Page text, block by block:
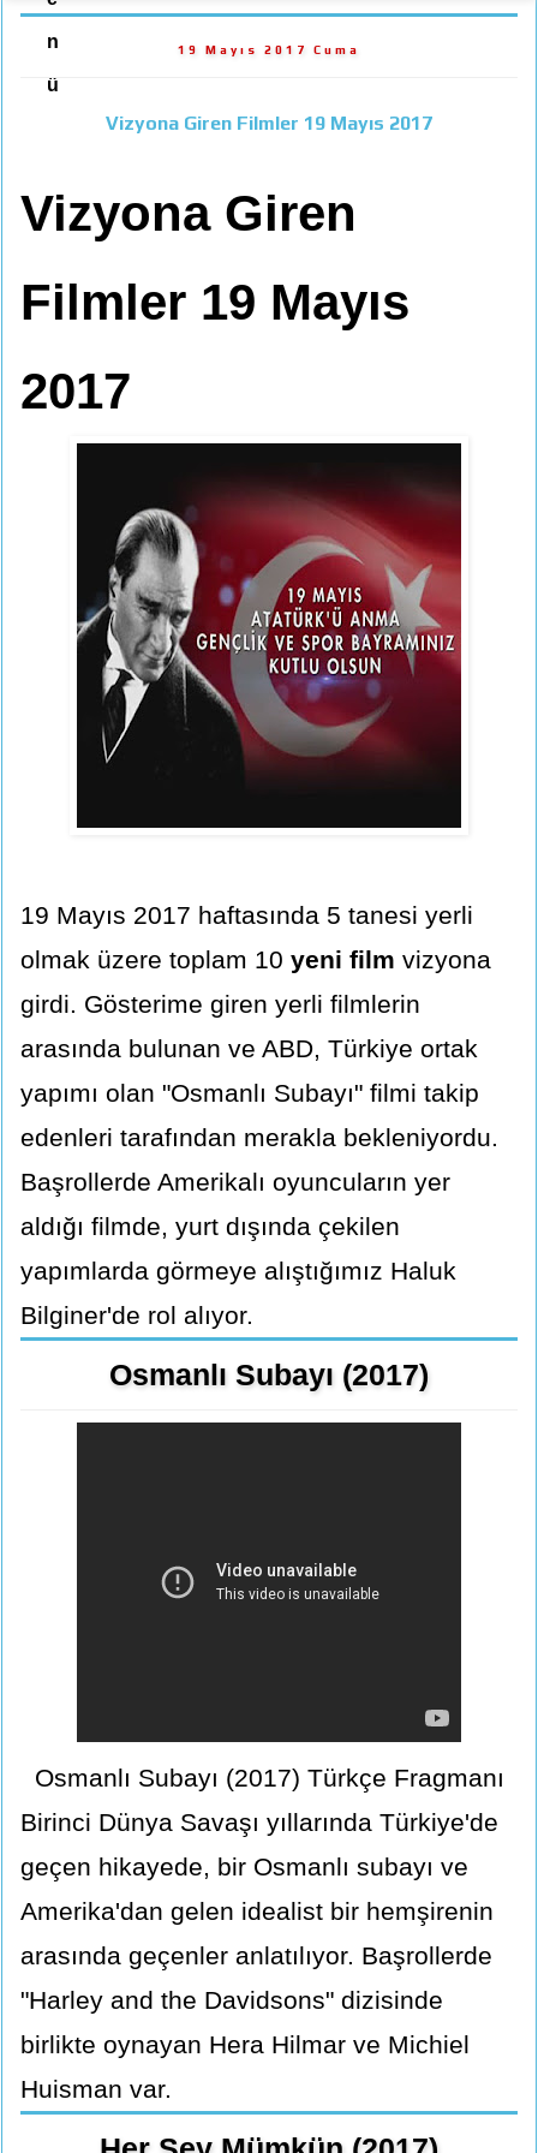
n
ü
19 Mayıs 2017 Cuma
Vizyona Giren Filmler 19 Mayıs 2017
Vizyona Giren
Filmler 19 Mayıs
2017
19 Mayıs 2017 haftasında 5 tanesi yerli
olmak üzere toplam 10 yeni film vizyona
girdi. Gösterime giren yerli filmlerin
arasında bulunan ve ABD, Türkiye ortak
yapımı olan "Osmanlı Subayı" filmi takip
edenleri tarafından merakla bekleniyordu.
Başrollerde Amerikalı oyuncuların yer
aldığı filmde, yurt dışında çekilen
yapımlarda görmeye alıştığımız Haluk
Bilginer'de rol alıyor.
Osmanlı Subayı (2017)
Osmanlı Subayı (2017) Türkçe Fragmanı
Birinci Dünya Savaşı yıllarında Türkiye'de
geçen hikayede, bir Osmanlı subayı ve
Amerika'dan gelen idealist bir hemşirenin
arasında geçenler anlatılıyor. Başrollerde
"Harley and the Davidsons" dizisinde
birlikte oynayan Hera Hilmar ve Michiel
Huisman var.